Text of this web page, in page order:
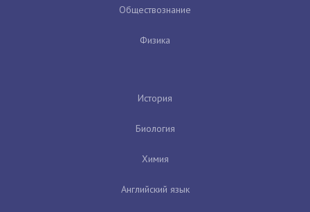
Обществознание
Физика
История
Биология
Химия
Английский язык